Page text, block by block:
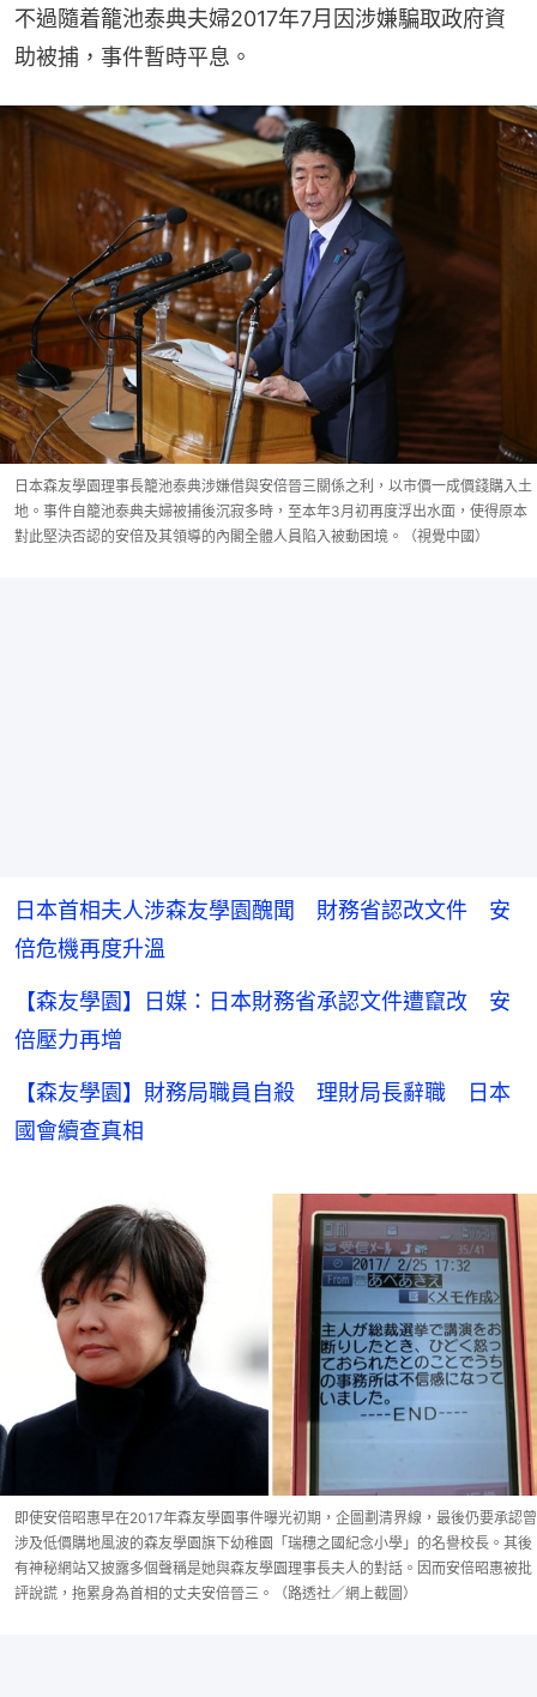
不過隨着籠池泰典夫婦2017年7月因涉嫌騙取政府資
助被捕，事件暫時平息。
日本森友學園理事長籠池泰典涉嫌借與安倍晉三關係之利，以市價一成價錢購入土
地。事件自籠池泰典夫婦被捕後沉寂多時，至本年3月初再度浮出水面，使得原本
對此堅決否認的安倍及其領導的內閣全體人員陷入被動困境。（視覺中國）
日本首相夫人涉森友學園醜聞 財務省認改文件 安
倍危機再度升溫
【森友學園】日媒：日本財務省承認文件遭竄改 安
倍壓力再增
【森友學園】財務局職員自殺 理財局長辭職 日本
國會續查真相
即使安倍昭惠早在2017年森友學園事件曝光初期，企圖劃清界線，最後仍要承認曾
涉及低價購地風波的森友學園旗下幼稚園「瑞穗之國紀念小學」的名譽校長。其後
有神秘網站又披露多個聲稱是她與森友學園理事長夫人的對話。因而安倍昭惠被批
評說謊，拖累身為首相的丈夫安倍晉三。（路透社／網上截圖）